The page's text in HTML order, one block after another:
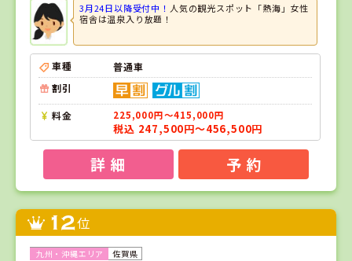
3月24日以降受付中！ 人気の観光スポット「熱海」女性
宿舎は温泉入り放題！
車種
普通車
割引
料金 225,000円～415,000円
税込 247,500円～456,500円
詳 細 予 約
12位
佐賀県